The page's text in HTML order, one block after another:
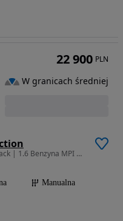
1595 cm3 • 102 KM • Audi A3 8P Sportback | 1.6 Benzyna MPI | Biały | 171 tys. km
Manualna
22 900 PLN
W granicach średniej